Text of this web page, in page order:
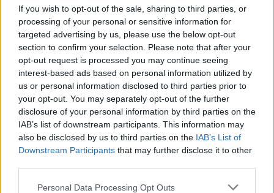
If you wish to opt-out of the sale, sharing to third parties, or
processing of your personal or sensitive information for
targeted advertising by us, please use the below opt-out
section to confirm your selection. Please note that after your
opt-out request is processed you may continue seeing
interest-based ads based on personal information utilized by
us or personal information disclosed to third parties prior to
your opt-out. You may separately opt-out of the further
disclosure of your personal information by third parties on the
IAB’s list of downstream participants. This information may
also be disclosed by us to third parties on the IAB’s List of
Downstream Participants that may further disclose it to other
Please note that this website/app uses one or more Google
Personal Data Processing Opt Outs
Κόσμος|17.05.2026 10:01
Απίστευτο περιστατικό σε πτήση της
Qantas: Επιβάτης δάγκωσε μέλος
πληρώματος - Του απαγορεύτηκαν τα
ταξίδια
Ειδικότερα,όπως αναφέρεταισε σχετική
ανακοίνωση:
Από τονe-ΕΦΚΑ: